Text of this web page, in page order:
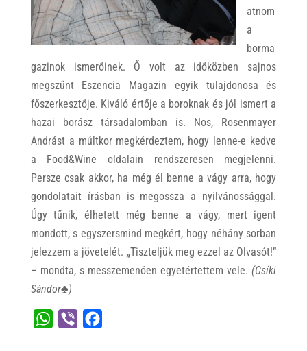
atnom
a
borma
gazinok ismerőinek. Ő volt az időközben sajnos
megszűnt Eszencia Magazin egyik tulajdonosa és
főszerkesztője. Kiváló értője a boroknak és jól ismert a
hazai borász társadalomban is. Nos, Rosenmayer
Andrást a múltkor megkérdeztem, hogy lenne-e kedve
a Food&Wine oldalain rendszeresen megjelenni.
Persze csak akkor, ha még él benne a vágy arra, hogy
gondolatait írásban is megossza a nyilvánossággal.
Úgy tűnik, élhetett még benne a vágy, mert igent
mondott, s egyszersmind megkért, hogy néhány sorban
jelezzem a jövetelét. „Tiszteljük meg ezzel az Olvasót!”
– mondta, s messzemenően egyetértettem vele. (Csíki
Sándor♣)